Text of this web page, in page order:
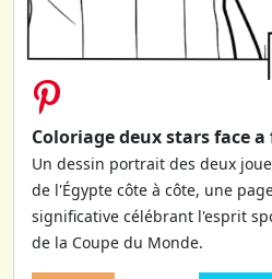
Coloriage deux stars face a
Un dessin portrait des deux
de l'Égypte côte à côte, une
significative célébrant l'esprit
de la Coupe du Monde.